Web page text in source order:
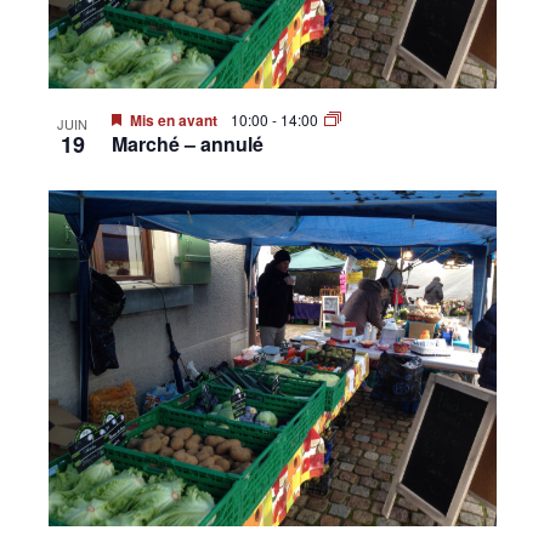
JUIN
19
Mis en avant 10:00 - 14:00
Marché – annulé